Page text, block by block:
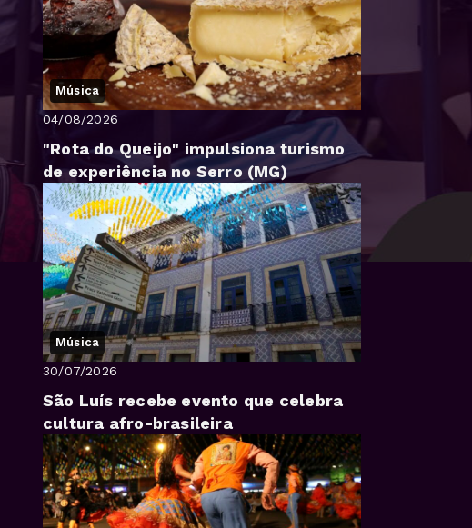
Música
04/08/2026
"Rota do Queijo" impulsiona turismo
de experiência no Serro (MG)
Música
30/07/2026
São Luís recebe evento que celebra
cultura afro-brasileira